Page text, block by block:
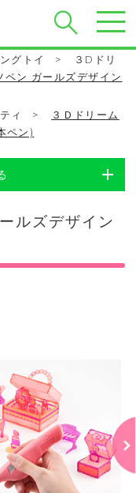
グトイ >
３Dドリ
ペン ガールズデザイン
ィ >
３Ｄドリーム
ペン)
ルズデザイン